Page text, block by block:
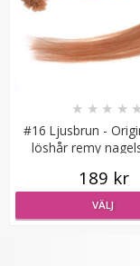
Mizzy
#16 Ljusbrun -
löshår remy
★ ★ ★ ★
189 kr
VÄLJ